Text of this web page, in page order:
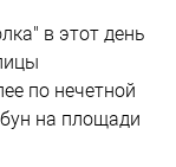
в этот день
по нечетной
на площади